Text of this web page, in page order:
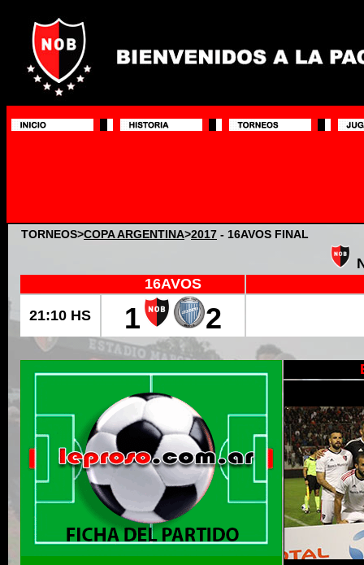
TORNEOS>COPA ARGENTINA>2017 - 16AVOS FINAL
16AVOS
21:10 HS
1 2